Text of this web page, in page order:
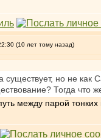
(10 лет тому назад)
существует, но не как
Тогда что
между парой тонких